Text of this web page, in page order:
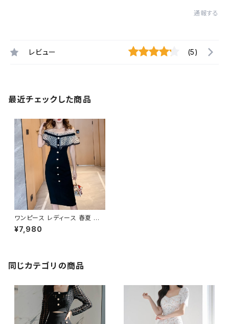
通報する
レビュー (5)
最近チェックした商品
ワンピース レディース 春夏 秋
冬 春 夏 秋 冬 黒 オフショルダ
ーワンピース フリル タイトワン
柄 韓国 デートコーデ お出かけ
お呼ばれ ブラック 10代 20代 3
¥7,980
同じカテゴリの商品